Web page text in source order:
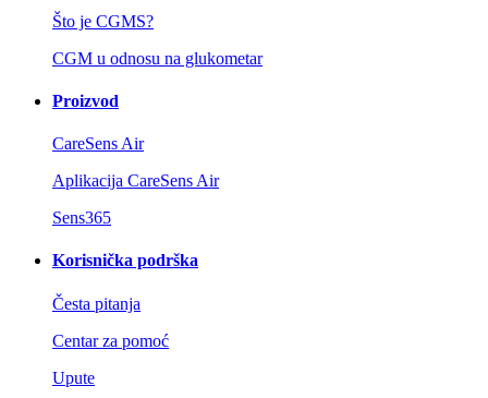
Što je CGMS?
CGM u odnosu na glukometar
Proizvod
CareSens Air
Aplikacija CareSens Air
Sens365
Korisnička podrška
Česta pitanja
Centar za pomoć
Upute